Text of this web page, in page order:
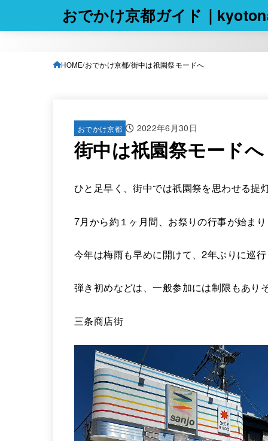
おでかけ京都ガイド｜
HOME おでかけ京都 街中は祇園祭モードへ
おでかけ京都 2022年6月30日
街中は祇園祭モードへ
ひと足早く、街中では祇園祭を思わせる提
7月から約１ヶ月間、お祭りの行事が始ま
今年は梅雨も早めに開けて、2年ぶりに巡
弾き初めなどは、一般参加には制限もあり
三条商店街